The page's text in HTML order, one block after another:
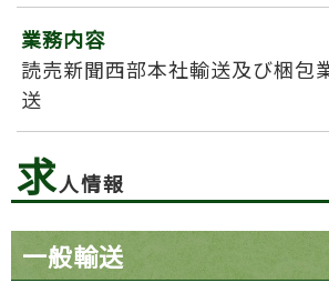
業務内容
読売新聞西部本社輸送及び梱包
送
求人情報
一般輸送